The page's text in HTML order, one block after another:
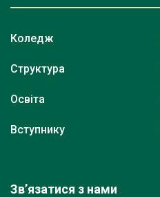
Коледж
Структура
Освіта
Вступнику
Зв’язатися з нами